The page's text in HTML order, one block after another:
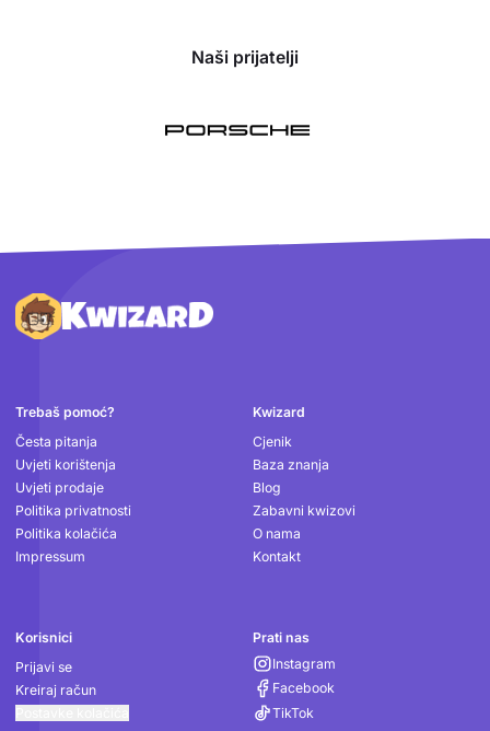
Naši prijatelji
Podnožje
Trebaš pomoć?
Česta pitanja
Uvjeti korištenja
Uvjeti prodaje
Politika privatnosti
Politika kolačića
Impressum
Kwizard
Cjenik
Baza znanja
Blog
Zabavni kwizovi
O nama
Kontakt
Korisnici
Prijavi se
Kreiraj račun
Prati nas
Instagram
Facebook
TikTok